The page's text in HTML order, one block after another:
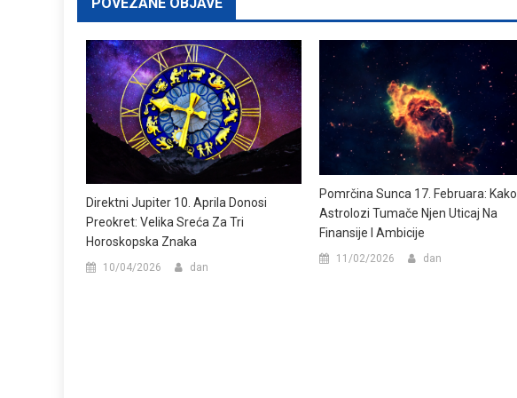
Direktni Jupiter 10. Aprila Donosi
Preokret: Velika Sreća Za Tri
Horoskopska Znaka
10/04/2026 dan
Pomrčina Sunca 17. Februara: Kako
Astrolozi Tumače Njen Uticaj Na
Finansije I Ambicije
11/02/2026 dan